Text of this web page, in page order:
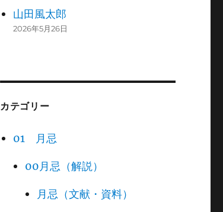
山田風太郎
2026年5月26日
カテゴリー
01 月忌
00月忌（解説）
月忌（文献・資料）